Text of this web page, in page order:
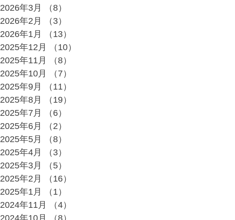
2026年3月
（8）
2026年2月
（3）
2026年1月
（13）
2025年12月
（10）
2025年11月
（8）
2025年10月
（7）
2025年9月
（11）
2025年8月
（19）
2025年7月
（6）
2025年6月
（2）
2025年5月
（8）
2025年4月
（3）
2025年3月
（5）
2025年2月
（16）
2025年1月
（1）
2024年11月
（4）
2024年10月
（8）